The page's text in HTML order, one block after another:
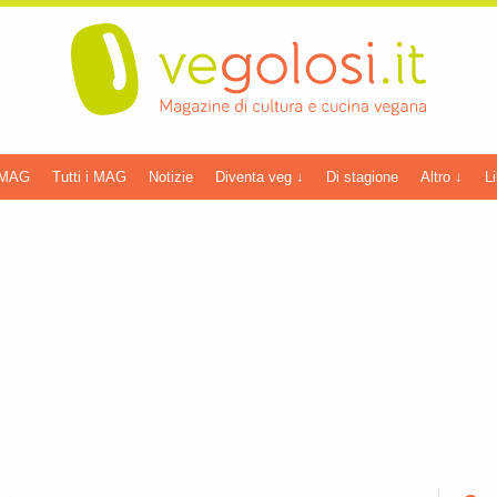
Tutti i MAG Notizie Diventa veg ↓ Di stagione Altro ↓